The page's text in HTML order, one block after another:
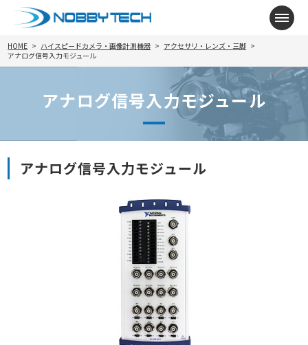
メニ
HOME ハイスピードカメラ・画像計測機器
アクセサリ・レンズ・三脚
アナログ信号入力モジュール
アナログ信号入力モジュール
アナログ信号入力モジュール